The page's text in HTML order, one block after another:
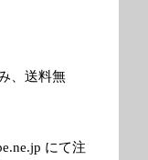
、送料無
にて注